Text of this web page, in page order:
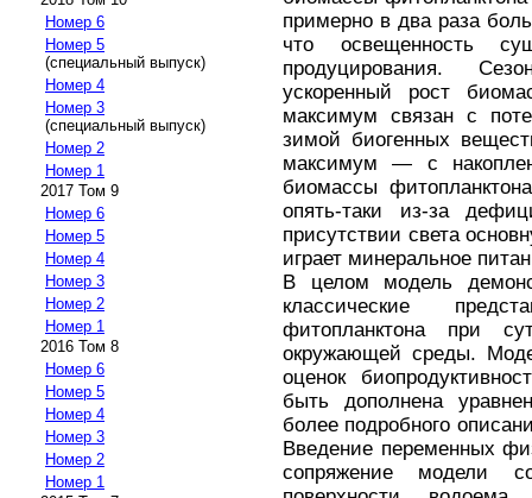
Номер 6
Номер 5
(специальный выпуск)
Номер 4
Номер 3
(специальный выпуск)
Номер 2
Номер 1
2017 Том 9
Номер 6
Номер 5
Номер 4
Номер 3
Номер 2
Номер 1
2016 Том 8
Номер 6
Номер 5
Номер 4
Номер 3
Номер 2
Номер 1
примерно в два раза
что освещенность
продуцирования.
ускоренный рост
максимум связан с
зимой биогенных
максимум — с
биомассы
опять-таки из-за
присутствии света
играет минеральное
В целом модель
классические
фитопланктона при
окружающей среды.
оценок
быть дополнена
более подробного
Введение переменных
сопряжение модели